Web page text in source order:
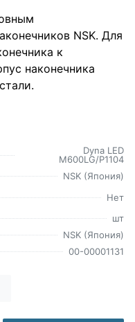
NSK. Для
к
наконечника
Dyna LED
M600LG/P1104
NSK (Япония)
Нет
шт
NSK (Япония)
00-00001131